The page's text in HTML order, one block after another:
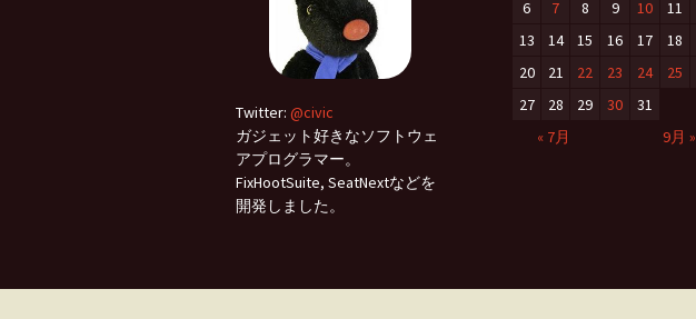
Twitter: @civic
ガジェット好きなソフトウェ
アプログラマー。
FixHootSuite, SeatNextなどを
開発しました。
6
7 8 9 10 11
13
14 15 16 17 18
20
21 22 23 24 25
27
28 29 30
31
« 7月
9月 »